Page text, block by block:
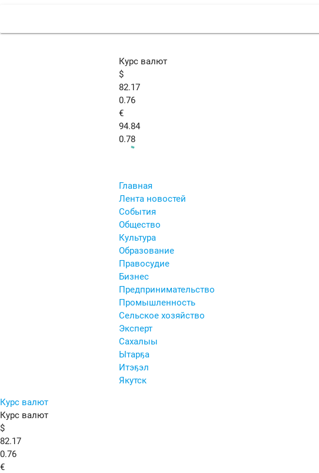
Курс валют
$
82.17
0.76
€
94.84
0.78
Главная
Лента новостей
События
Общество
Культура
Образование
Правосудие
Бизнес
Предпринимательство
Промышленность
Сельское хозяйство
Эксперт
Сахалыы
Ытарҕа
Итэҕэл
Якутск
Курс валют
Курс валют
$
82.17
0.76
€